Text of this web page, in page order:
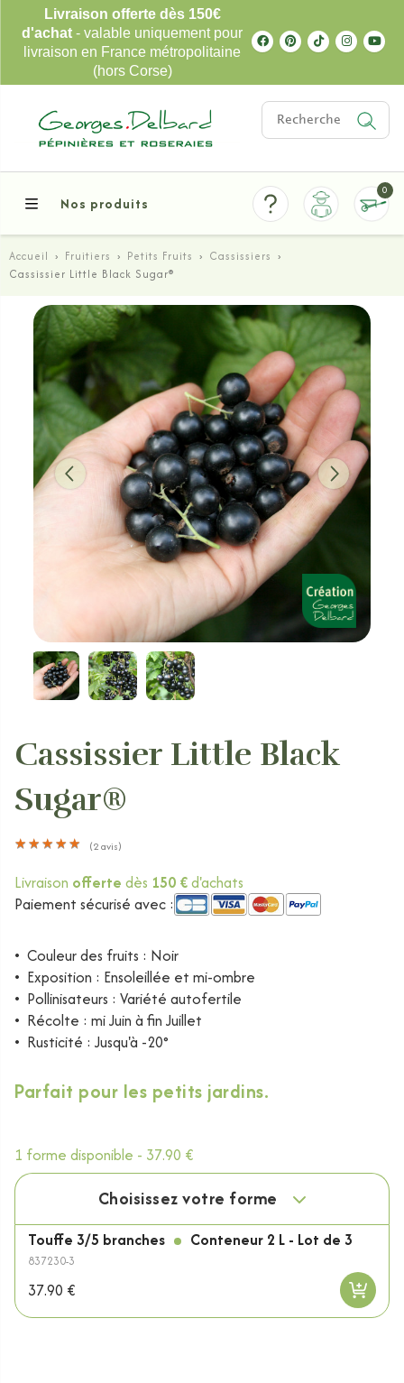
Livraison offerte dès 150€
d'achat - valable uniquement pour
livraison en France métropolitaine
(hors Corse)
Nos produits
0
Accueil › Fruitiers › Petits Fruits › Cassissiers ›
Cassissier Little Black Sugar®
Cassissier Little Black
Sugar®
★ ★ ★ ★ ★
★ ★ ★ ★ ★ (2avis)
Livraison offerte dès 150 €d'achats
Paiement sécurisé avec :
• Couleur des fruits : Noir
• Exposition : Ensoleillée et mi-ombre
• Pollinisateurs : Variété autofertile
• Récolte : mi Juin à fin Juillet
• Rusticité : Jusqu'à -20°
Parfait pour les petits jardins.
1 forme disponible - 37.90 €
Choisissez votre forme
Touffe 3/5 branches Conteneur 2 L - Lot de 3
837230-3
37.90 €